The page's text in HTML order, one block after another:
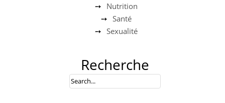
Nutrition
Santé
Sexualité
Recherche